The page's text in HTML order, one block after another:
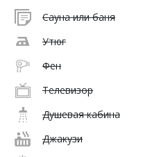
Сауна или баня
Утюг
Фен
Телевизор
Душевая кабина
Джакузи